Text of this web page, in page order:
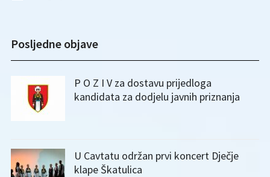
Posljedne objave
P O Z I V za dostavu prijedloga
kandidata za dodjelu javnih priznanja
U Cavtatu održan prvi koncert Dječje
klape Škatulica